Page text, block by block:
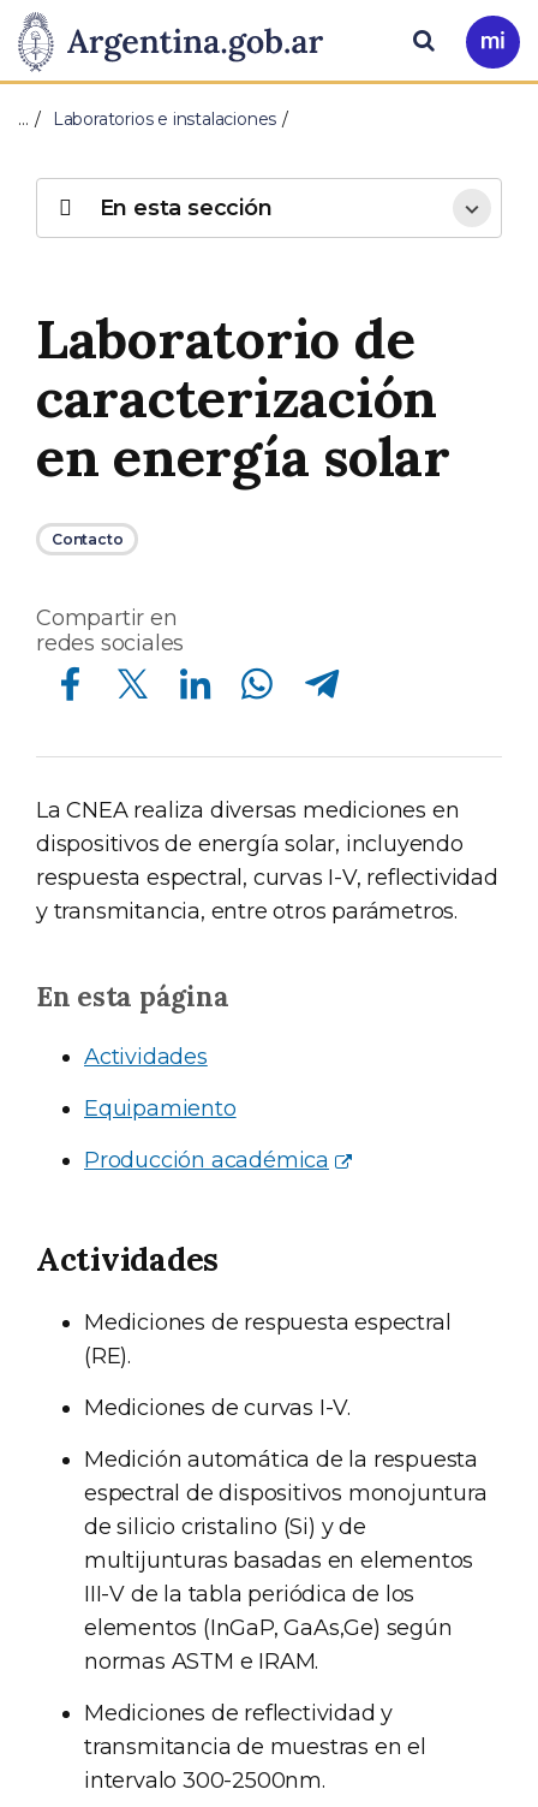
Presidencia
de
Nación
Pasar al contenido principal
Ir
a
Buscar
… Laboratorios e instalaciones
Laboratorio de
caracterización
en energía solar
Contacto
Compartir en
redes sociales
Compartir en Facebook Compartir en Twitter Compartir en Linkedin Compartir en Whatsapp Compartir en Telegram
La CNEA realiza diversas mediciones en
dispositivos de energía solar, incluyendo
respuesta espectral, curvas I-V, reflectividad
y transmitancia, entre otros parámetros.
En esta página
Actividades
Equipamiento
Producción académica
Actividades
Mediciones de respuesta espectral
(RE).
Mediciones de curvas I-V.
Medición automática de la respuesta
espectral de dispositivos monojuntura
de silicio cristalino (Si) y de
multijunturas basadas en elementos
III-V de la tabla periódica de los
elementos (InGaP, GaAs,Ge) según
normas ASTM e IRAM.
Mediciones de reflectividad y
transmitancia de muestras en el
intervalo 300-2500nm.
En esta sección